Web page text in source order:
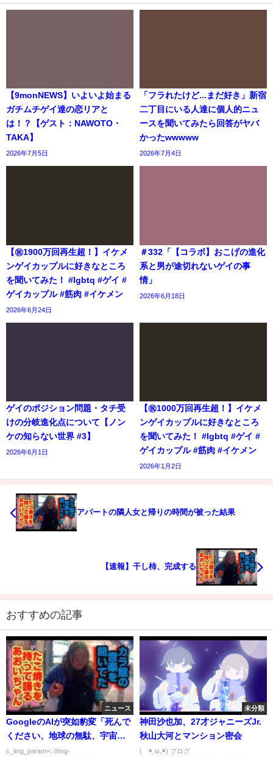
【9monNEWS】いよいよ始まる
ガチムチゲイ達の恋リアと
は！？【ゲスト：NAWOTO・
TAKA】
2026年7月5日
「フラれたけど...まだ好き」新宿
二丁目にいる人達に個人的ニュ
ースを聞いてみたら回答がヤバ
かったwwwww
2026年7月4日
【㊗️1900万回再生超！】イケメ
ンゲイカップルに好きなところ
を聞いてみた！ #lgbtq #ゲイ #
ゲイカップル #筋肉 #イケメン
2026年6月24日
＃332「【コラボ】おこげの進化
系と男が途切れないゲイの事
情」
2026年6月18日
ゲイのポジション問題・タチ受
けの分岐進化点について【ノン
ケの知らない世界 #3】
2026年6月1日
【㊗️1000万回再生超！】イケメ
ンゲイカップルに好きなところ
を聞いてみた！ #lgbtq #ゲイ #
ゲイカップル #筋肉 #イケメン
2026年1月2日
アパートの隣人女と帰りの時間が被った結果
【速報】干し柿、完成する
おすすめの記事
ニュース
GoogleのAIが突如豹変「死んで
ください、地球の無駄、宇宙の
汚点」
c_img_param=; //img-
未分類
神田沙也加、27才ジャニーズJr.
秋山大河とマンション密会
(´◉◞౪◟◉) ブログ